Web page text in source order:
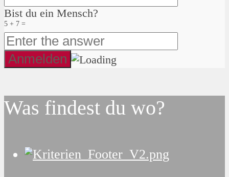
Bist du ein Mensch?
5 + 7 =
Was findest du wo?